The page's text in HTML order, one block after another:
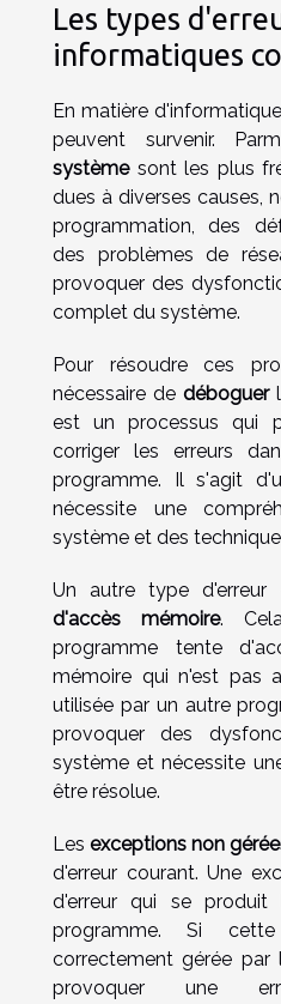
Les types
informatiques
En matière
peuvent survenir.
systèmesont les plus
dues à diverses causes,
programmation, des
des problèmes de
provoquer des
complet du système.
Pour résoudre ces
nécessaire de déboguer
est un processus qui
corriger les erreurs
programme. Il s'agit
nécessite une
système et des
Un autre type
d'accès mémoire.
programme tente
mémoire qui n'est pas
utilisée par un autre
provoquer des
système et nécessite
être résolue.
Lesexceptions non
d'erreur courant. Une
d'erreur qui se produit
programme. Si
correctement gérée
provoquer une